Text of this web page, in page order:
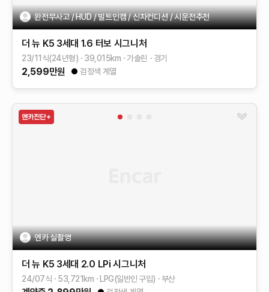
완전무사고 / HUD / 빌트인캠 / 신차컨디션 / 시운전추천
더 뉴 K5 3세대 1.6 터보 시그니처
23/11식(24년형) 39,015km 가솔린 경기
2,599만원 검정색 계열
엔카 실촬영
더 뉴 K5 3세대 2.0 LPi 시그니처
24/07식 53,721 km LPG(일반인 구입) 부산